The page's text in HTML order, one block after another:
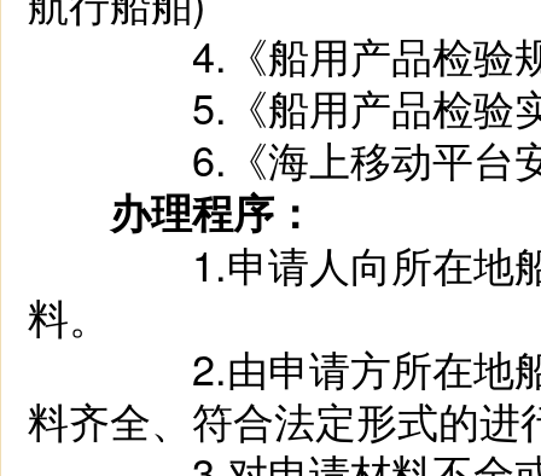
4.《船用产品检验
5.《船用产品检验实
6.《海上移动平台安
办理程序：
1.申请人向所在地
料。
2.由申请方所在地
料齐全、符合法定形式的进